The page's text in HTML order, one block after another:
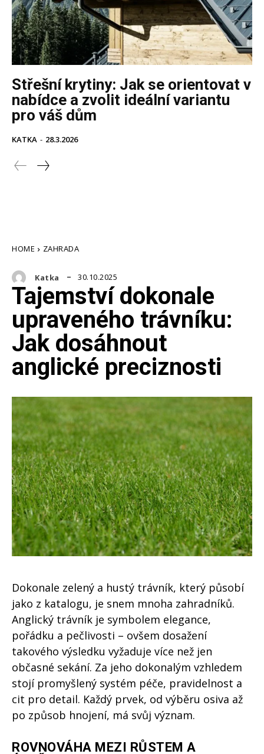
Střešní krytiny: Jak se orientovat v
nabídce a zvolit ideální variantu
pro váš dům
KATKA - 28.3.2026